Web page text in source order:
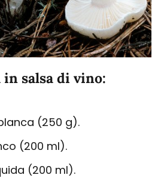
in salsa di vino:
(250 g).
(200 ml).
(200 ml).